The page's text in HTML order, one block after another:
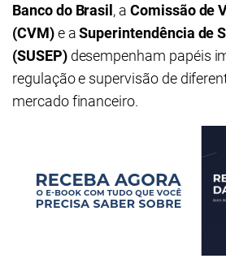
Banco do Brasil , a Comissão de
(CVM)e aSuperintendência de
(SUSEP)desempenham papéis
regulação e supervisão de
mercado financeiro.